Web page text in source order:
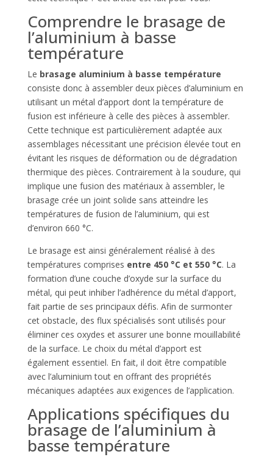
Comprendre le brasage de
l’aluminium à basse
température
Le brasage aluminium à basse température
consiste donc à assembler deux pièces d’aluminium en
utilisant un métal d’apport dont la température de
fusion est inférieure à celle des pièces à assembler.
Cette technique est particulièrement adaptée aux
assemblages nécessitant une précision élevée tout en
évitant les risques de déformation ou de dégradation
thermique des pièces. Contrairement à la soudure, qui
implique une fusion des matériaux à assembler, le
brasage crée un joint solide sans atteindre les
températures de fusion de l’aluminium, qui est
d’environ 660 °C.
Le brasage est ainsi généralement réalisé à des
températures comprises entre 450 °C et 550 °C. La
formation d’une couche d’oxyde sur la surface du
métal, qui peut inhiber l’adhérence du métal d’apport,
fait partie de ses principaux défis. Afin de surmonter
cet obstacle, des flux spécialisés sont utilisés pour
éliminer ces oxydes et assurer une bonne mouillabilité
de la surface. Le choix du métal d’apport est
également essentiel. En fait, il doit être compatible
avec l’aluminium tout en offrant des propriétés
mécaniques adaptées aux exigences de l’application.
Applications spécifiques du
brasage de l’aluminium à
basse température